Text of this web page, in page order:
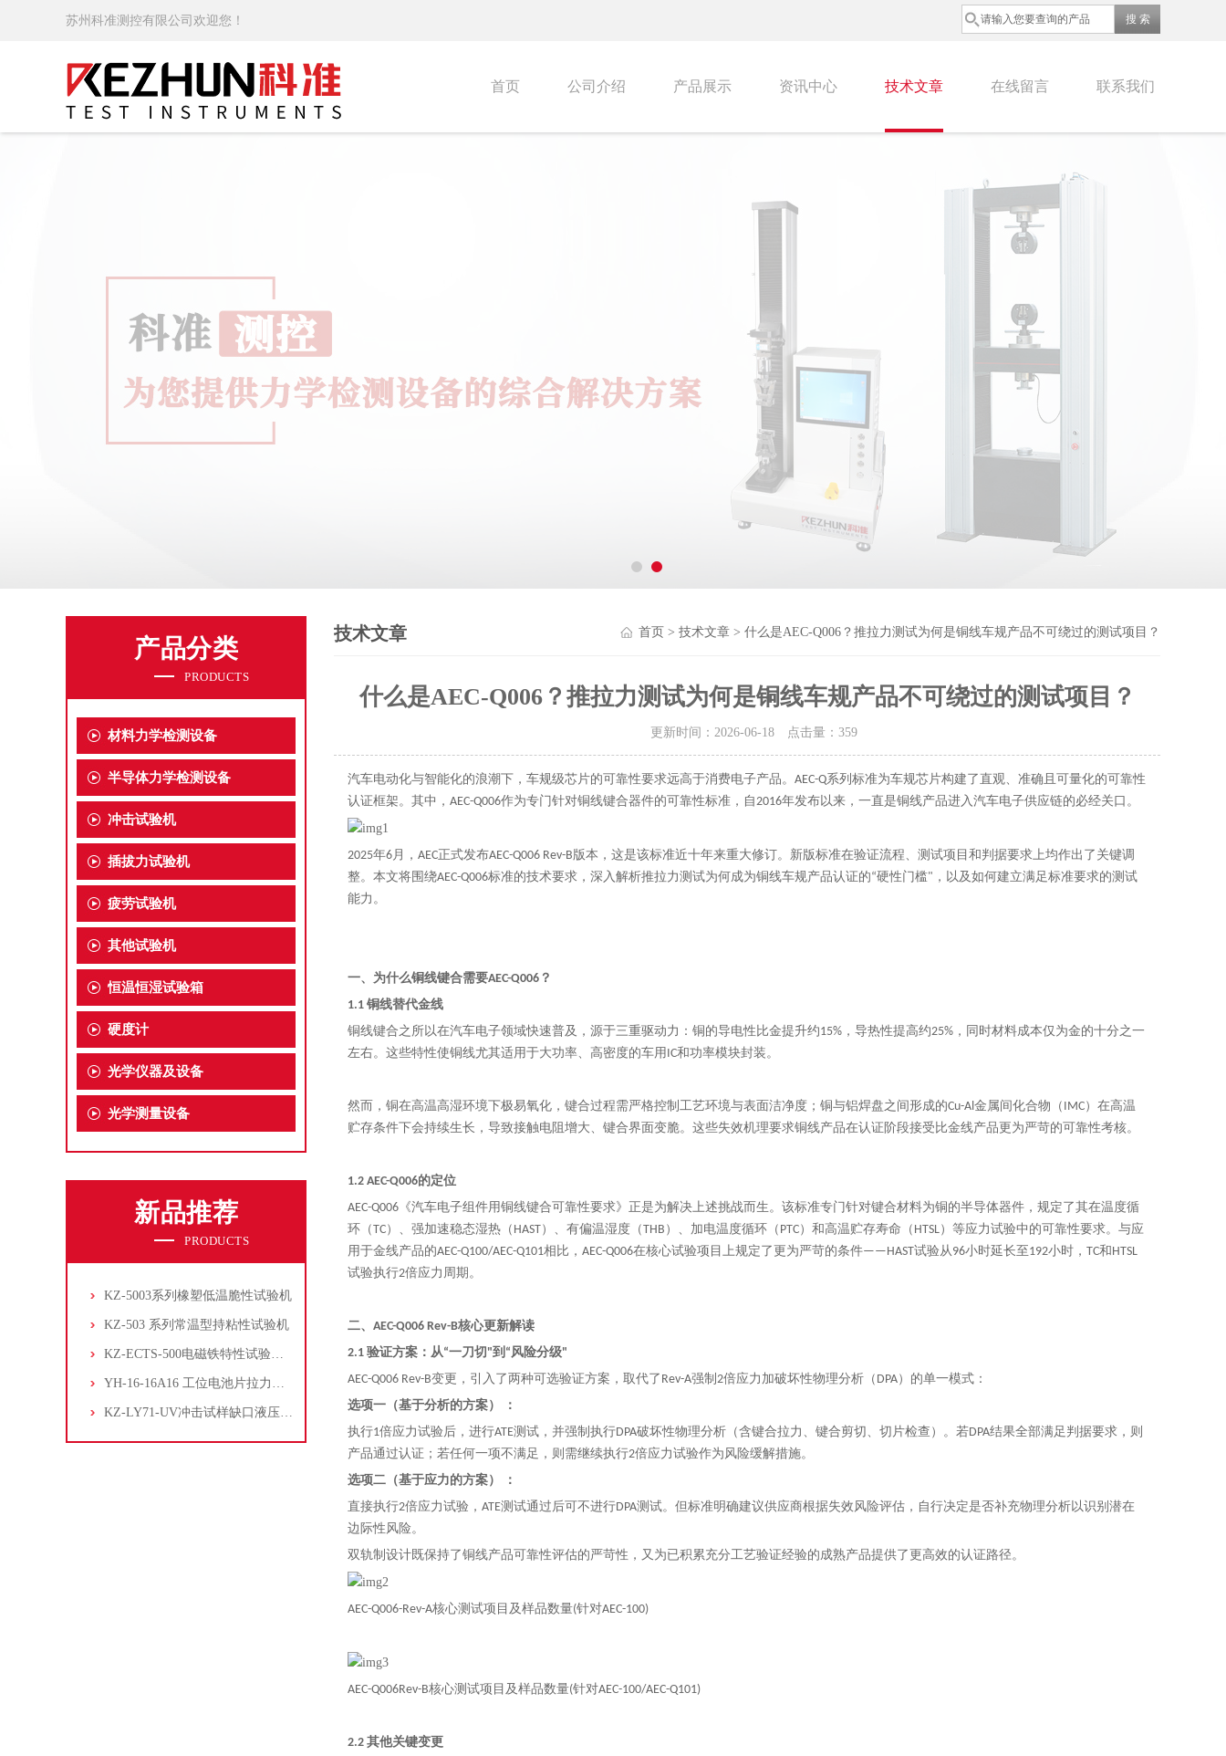
苏州科准测控有限公司欢迎您！
首页 公司介绍 产品展示 资讯中心 技术文章 在线留言 联系我们
产品分类
PRODUCTS
材料力学检测设备
半导体力学检测设备
冲击试验机
插拔力试验机
疲劳试验机
其他试验机
恒温恒湿试验箱
硬度计
光学仪器及设备
光学测量设备
新品推荐
PRODUCTS
KZ-5003系列橡塑低温脆性试验机
KZ-503 系列常温型持粘性试验机
KZ-ECTS-500电磁铁特性试验系统
YH-16-16A16 工位电池片拉力试验机
KZ-LY71-UV冲击试样缺口液压拉床
技术文章 首页 > 技术文章 > 什么是AEC-Q006？推拉力测试为何是铜线车规产品不可绕过的测试项目？
什么是AEC-Q006？推拉力测试为何是铜线车规产品不可绕过的测试项目？
更新时间：2026-06-18 点击量： 359
汽车电动化与智能化的浪潮下，车规级芯片的可靠性要求远高于消费电子产品。AEC-Q系列标准为车规芯片构建了直观、准确且可量化的可靠性
认证框架。其中，AEC-Q006作为专门针对铜线键合器件的可靠性标准，自2016年发布以来，一直是铜线产品进入汽车电子供应链的必经关口。
2025年6月，AEC正式发布AEC-Q006 Rev-B版本，这是该标准近十年来重大修订。新版标准在验证流程、测试项目和判据要求上均作出了关键调
整。 本文将围绕AEC-Q006标准的技术要求，深入解析推拉力测试为何成为铜线车规产品认证的“硬性门槛"，以及如何建立满足标准要求的测试
能力。
一、为什么铜线键合需要AEC-Q006？
1.1 铜线替代金线
铜线键合之所以在汽车电子领域快速普及，源于三重驱动力：铜的导电性比金提升约15%，导热性提高约25%，同时材料成本仅为金的十分之一
左右。这些特性使铜线尤其适用于大功率、高密度的车用IC和功率模块封装。
然而，铜在高温高湿环境下极易氧化，键合过程需严格控制工艺环境与表面洁净度；铜与铝焊盘之间形成的Cu-Al金属间化合物（IMC）在高温
贮存条件下会持续生长，导致接触电阻增大、键合界面变脆。这些失效机理要求铜线产品在认证阶段接受比金线产品更为严苛的可靠性考核。
1.2 AEC-Q006的定位
AEC-Q006《汽车电子组件用铜线键合可靠性要求》正是为解决上述挑战而生。该标准专门针对键合材料为铜的半导体器件，规定了其在温度循
环（TC）、强加速稳态湿热（HAST）、有偏温湿度（THB）、加电温度循环（PTC）和高温贮存寿命（HTSL）等应力试验中的可靠性要求。与应
用于金线产品的AEC-Q100/AEC-Q101相比，AEC-Q006在核心试验项目上规定了更为严苛的条件——HAST试验从96小时延长至192小时，TC和HTSL
试验执行2倍应力周期。
二、AEC-Q006 Rev-B核心更新解读
2.1 验证方案：从“一刀切"到“风险分级"
AEC-Q006 Rev-B变更，引入了两种可选验证方案，取代了Rev-A强制2倍应力加破坏性物理分析（DPA）的单一模式：
选项一（基于分析的方案） ：
执行1倍应力试验后，进行ATE测试，并强制执行DPA破坏性物理分析（含键合拉力、键合剪切、切片检查）。若DPA结果全部满足判据要求，则
产品通过认证；若任何一项不满足，则需继续执行2倍应力试验作为风险缓解措施。
选项二（基于应力的方案） ：
直接执行2倍应力试验，ATE测试通过后可不进行DPA测试。但标准明确建议供应商根据失效风险评估，自行决定是否补充物理分析以识别潜在
边际性风险。
双轨制设计既保持了铜线产品可靠性评估的严苛性，又为已积累充分工艺验证经验的成熟产品提供了更高效的认证路径。
AEC-Q006-Rev-A核心测试项目及样品数量(针对AEC-100)
AEC-Q006Rev-B核心测试项目及样品数量(针对AEC-100/AEC-Q101)
2.2 其他关键变更